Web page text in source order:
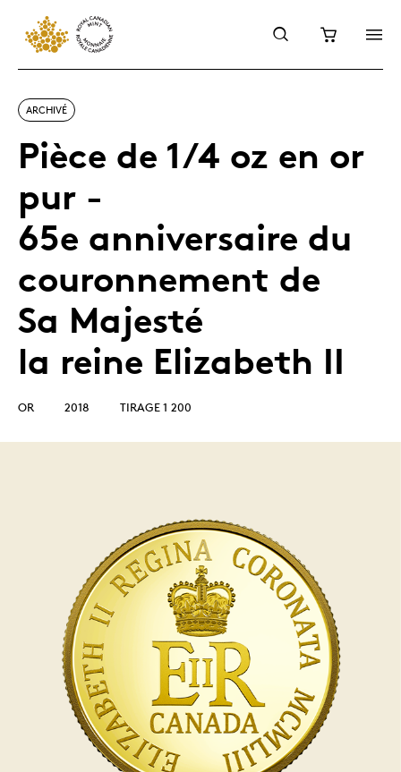
ARCHIVÉ
Pièce de 1/4 oz en or
pur -
65e anniversaire du
couronnement de
Sa Majesté
la reine Elizabeth II
OR 2018 TIRAGE 1 200